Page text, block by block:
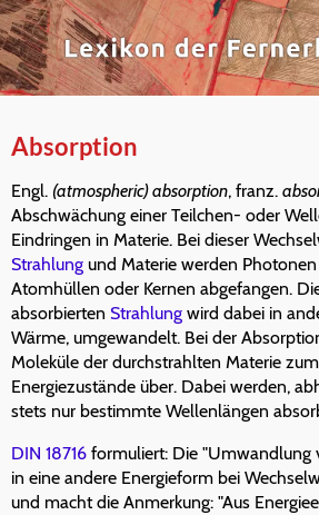
Absorption
Engl. (atmospheric) absorption, franz.
Abschwächung einer Teilchen- oder
Eindringen in Materie. Bei dieser
Strahlung und Materie werden
Atomhüllen oder Kernen abgefangen.
absorbierten Strahlung wird dabei in
Wärme, umgewandelt. Bei der
Moleküle der durchstrahlten Materie
Energiezustände über. Dabei werden,
stets nur bestimmte Wellenlängen
DIN 18716 formuliert: Die "Umwandlung
in eine andere Energieform bei
und macht die Anmerkung: "Aus